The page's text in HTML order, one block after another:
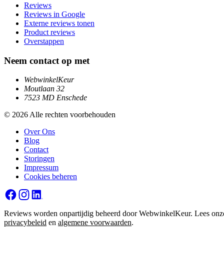
Reviews
Reviews in Google
Externe reviews tonen
Product reviews
Overstappen
Neem contact op met
WebwinkelKeur
Moutlaan 32
7523 MD Enschede
© 2026 Alle rechten voorbehouden
Over Ons
Blog
Contact
Storingen
Impressum
Cookies beheren
Reviews worden onpartijdig beheerd door WebwinkelKeur. Lees
privacybeleid en algemene voorwaarden.